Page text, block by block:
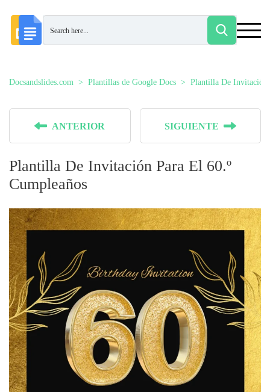
Docsandslides.com Plantillas de Google Docs Plantilla De Invitación
ANTERIOR SIGUIENTE
Plantilla De Invitación Para El 60.º
Cumpleaños